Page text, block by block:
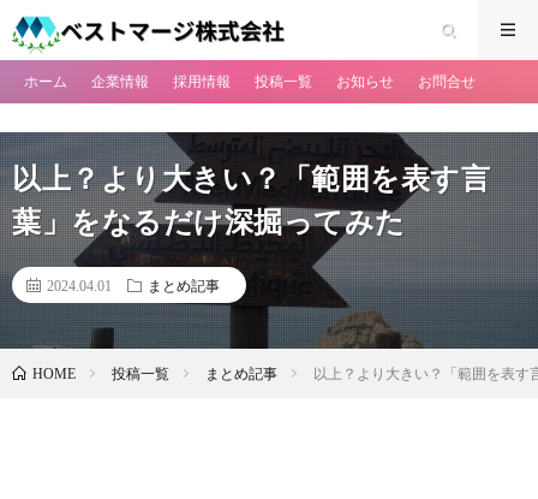
ホーム 企業情報 採用情報 投稿一覧 お知らせ お問合せ
以上？より大きい？「範囲を表す言
葉」をなるだけ深掘ってみた
2024.04.01 まとめ記事
HOME 投稿一覧 まとめ記事 以上？より大きい？「範囲を表す